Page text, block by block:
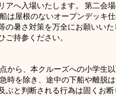
へ入場いたします。 第二会
屋根のないオープンデッキ
暑さ対策を万全にお願いい
持参ください。
ら、本クルーズへの小学生
時を除き、途中の下船や離脱
と判断される行為は固くお断